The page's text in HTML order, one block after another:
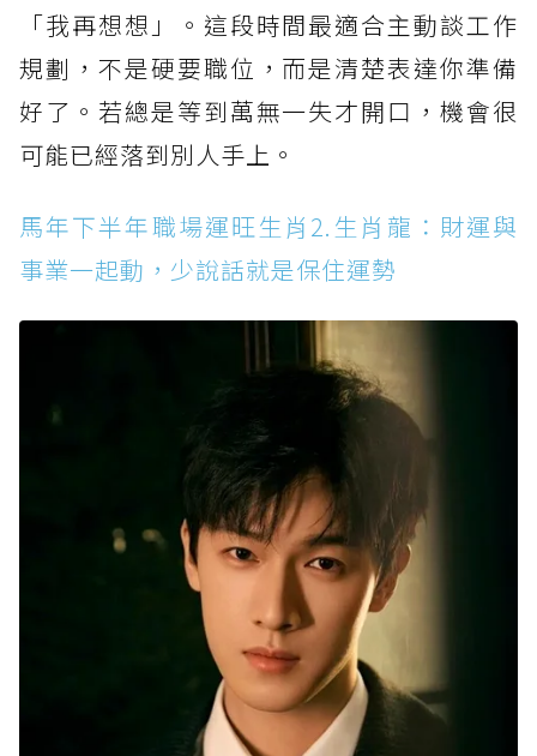
「我再想想」。這段時間最適合主動談工作
規劃，不是硬要職位，而是清楚表達你準備
好了。若總是等到萬無一失才開口，機會很
可能已經落到別人手上。
馬年下半年職場運旺生肖2.生肖龍：財運與
事業一起動，少說話就是保住運勢